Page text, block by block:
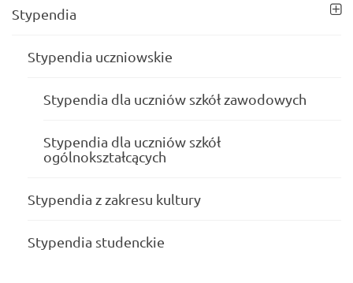
Stypendia
Stypendia uczniowskie
Stypendia dla uczniów szkół zawodowych
Stypendia dla uczniów szkół
ogólnokształcących
Stypendia z zakresu kultury
Stypendia studenckie